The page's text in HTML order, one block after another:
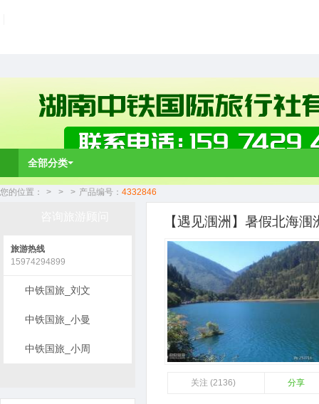
全部分类
您的位置： > > > 产品编号： 4332846
【遇见涠洲】暑假北海
关注 (2136) 分享
旅游热线
15974294899
中铁国旅_刘文
中铁国旅_小曼
中铁国旅_小周